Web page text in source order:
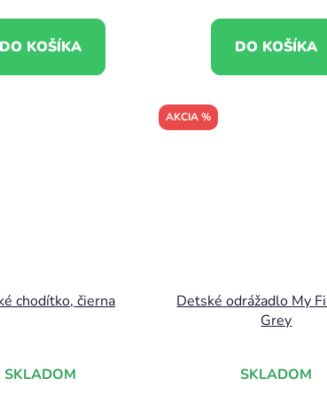
DO KOŠÍKA DO KOŠÍKA
chodítko, čierna
SKLADOM
AKCIA %
Detské odrážadlo My
Grey
SKLADOM